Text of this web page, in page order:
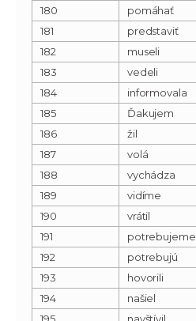
180
pomáhať
181
predstaviť
182
museli
183
vedeli
184
informovala
185
Ďakujem
186
žil
187
volá
188
vychádza
189
vidíme
190
vrátil
191
potrebujeme
192
potrebujú
193
hovorili
194
našiel
195
navštívil